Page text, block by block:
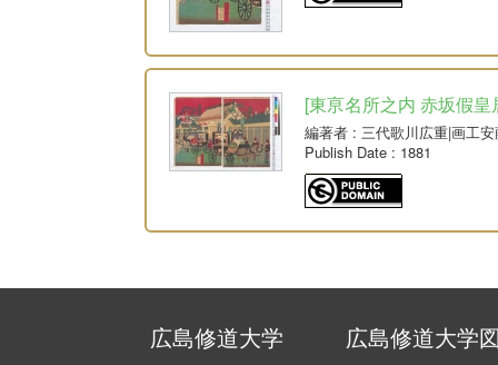
[東亰名所之内 赤坂假
編著者 : 三代歌川広重|画工
Publish Date : 1881
広島修道大学 広島修道大学